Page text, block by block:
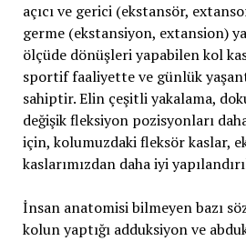
açıcı ve gerici (ekstansör,
germe (ekstansiyon, extansion)
ölçüde dönüşleri yapabilen kol
sportif faaliyette ve günlük
sahiptir. Elin çeşitli yakalama,
değişik fleksiyon pozisyonları
için, kolumuzdaki fleksör kaslar,
kaslarımızdan daha iyi
İnsan anatomisi bilmeyen bazı
kolun yaptığı adduksiyon ve